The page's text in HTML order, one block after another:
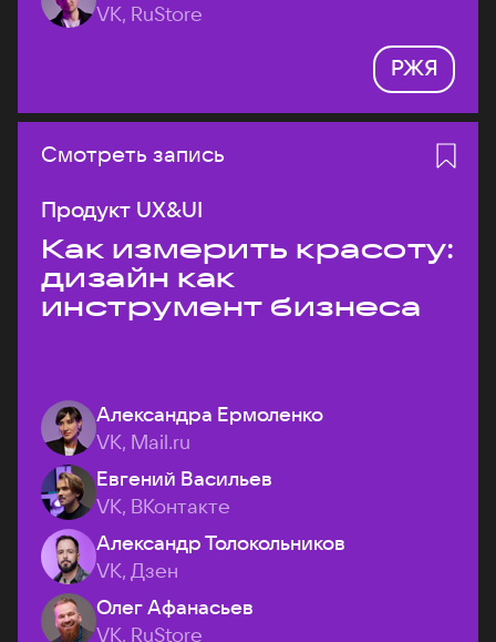
VK, RuStore
РЖЯ
Смотреть запись
Продукт UX&UI
Как измерить красоту:
дизайн как
инструмент бизнеса
Александра Ермоленко
VK, Mail.ru
Евгений Васильев
VK, ВКонтакте
Александр Толокольников
VK, Дзен
Олег Афанасьев
VK, RuStore